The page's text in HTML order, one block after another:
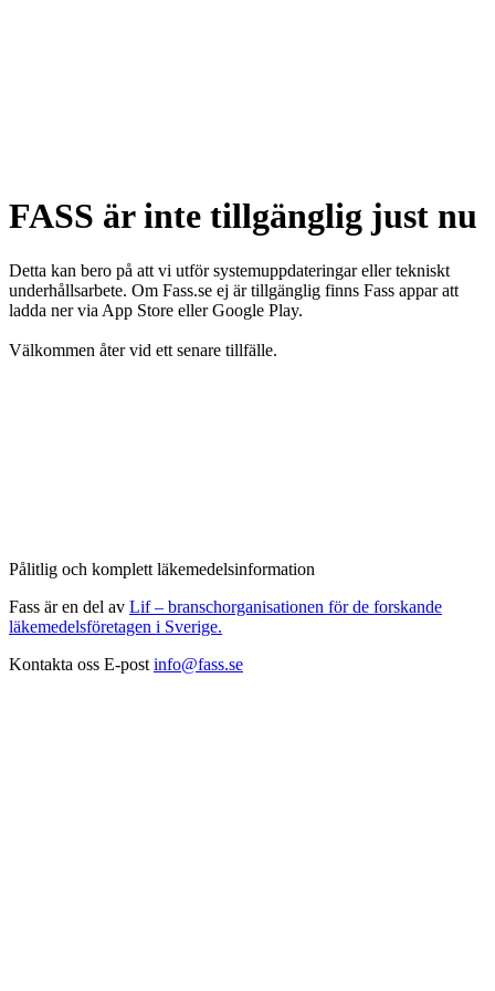
FASS är inte tillgänglig just nu
Detta kan bero på att vi utför systemuppdateringar eller tekniskt
underhållsarbete. Om Fass.se ej är tillgänglig finns Fass appar att
ladda ner via App Store eller Google Play.
Välkommen åter vid ett senare tillfälle.
Pålitlig och komplett läkemedelsinformation
Fass är en del av Lif – branschorganisationen för de forskande
läkemedelsföretagen i Sverige.
Kontakta oss E-post info@fass.se